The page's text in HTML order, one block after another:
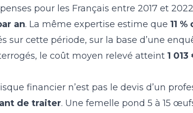
pour les Français entre 2017 et
an. La même expertise estime que 11
sur cette période, sur la base d’une
le coût moyen relevé atteint 1
financier n’est pas le devis d’un
de traiter. Une femelle pond 5 à 15